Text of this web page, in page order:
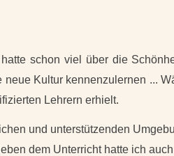
schon viel über die
Kultur kennenzulernen ...
Lehrern erhielt.
und unterstützenden
dem Unterricht hatte ich